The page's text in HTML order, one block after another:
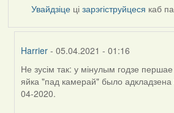
Увайдзіце цізарэгіструйцеся каб
Harrier - 05.04.2021 - 01:16
In
reply
to
Не зусім так: у мінулым годзе першае
яйка "пад камерай" было адкладзена
04-2020.